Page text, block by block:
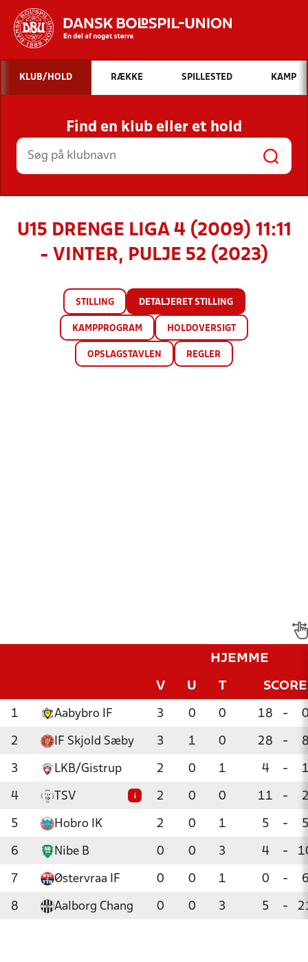
Hvad vil du søge efter?
INDHOLD OG NYHEDER
STILLINGER, RESULTATER, KLUBBER OG
HOLD
KLUB/HOLD RÆKKE SPILLESTED KAMP
Find en klub eller et hold
U15 DRENGE LIGA 4 (2009) 11:11
- VINTER, PULJE 52 (2023)
STILLING DETALJERET STILLING
KAMPPROGRAM HOLDOVERSIGT
OPSLAGSTAVLEN REGLER
HJEMME
V U T SCORE
1 Aabybro IF 3 0 0 18 -
2 IF Skjold Sæby 3 1 0 28 -
3 LKB/Gistrup 2 0 1 4 -
4 TSV i 2 0 0 11 -
5 Hobro IK 2 0 1 5 -
6 Nibe B 0 0 3 4 -
7 Østervraa IF 0 0 1 0 -
8 Aalborg Chang 0 0 3 5 -